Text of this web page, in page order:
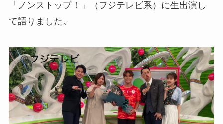
「ノンストップ！」（フジテレビ系）に生出演し
て語りました。